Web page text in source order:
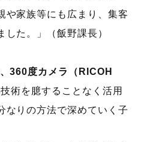
や家族等にも広まり、集客
た。」（飯野課長）
360度カメラ（RICOH
術を臆することなく活用
なりの方法で深めていく子